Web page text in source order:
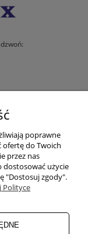
poprawne
ofertę do Twoich
przez nas
dostosować użycie
"Dostosuj zgody".
Polityce